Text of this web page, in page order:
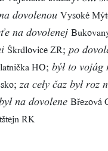
dovolenou Vysoké
na dovolenej
Škrdlovice ZR; po
HO; býł to vojág
;za ceły čaz był roz
na dovolene Březová
RK